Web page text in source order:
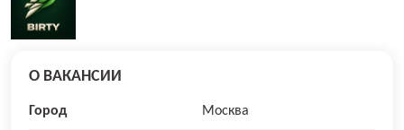
О ВАКАНСИИ
Город Москва